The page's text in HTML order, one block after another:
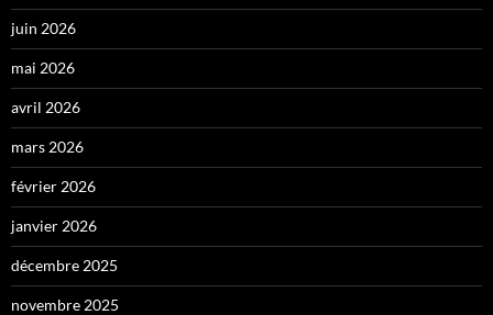
juin 2026
mai 2026
avril 2026
mars 2026
février 2026
janvier 2026
décembre 2025
novembre 2025